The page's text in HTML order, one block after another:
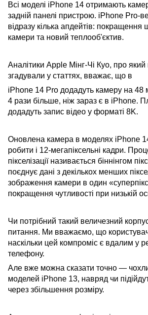
Всі моделі iPhone 14 отримають
задній панелі пристрою. iPhone Pro-
відразу кілька апдейтів:
камери та новий теплооб'єктив.
Аналітики Apple Мінг-Чі Куо, про
згадували у статтях, вважає, що в
iPhone 14 Pro додадуть камеру на 48
4 рази більше, ніж зараз є в iPhone.
додадуть запис відео у форматі 8K.
Оновлена ​​камера в моделях iPhone
робити і 12-мегапіксельні кадри.
пікселізації називається біннінгом
поєднує дані з декількох менших
зображення камери в один
покращення чутливості при низькій
Чи потрібний такий величезний
питання. Ми вважаємо, що
наскільки цей компроміс є вдалим у
телефону.
Але вже можна сказати точно —
моделей iPhone 13, навряд чи
через збільшення розміру.